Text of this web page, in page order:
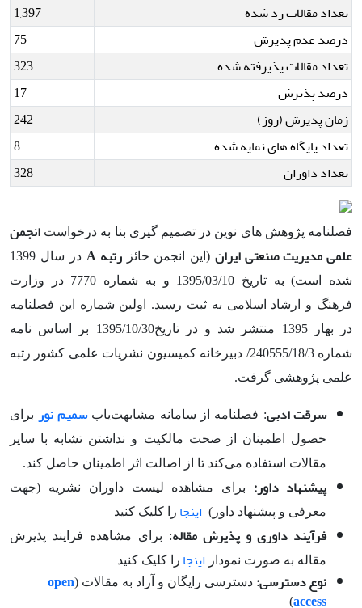
تعداد مقالات رد شده
1,397
درصد عدم پذیرش
75
تعداد مقالات پذیرفته شده
323
درصد پذیرش
17
زمان پذیرش (روز)
242
تعداد پایگاه های نمایه شده
8
تعداد داوران
328
فصلنامه پژوهش های نوین در تصمیم گیری بنا به درخواست انجمن
علمی مدیریت صنعتی ایران(این انجمن حائزرتبه A
در سال 1399
شده است) به تاریخ 1395/03/10 و به شماره 7770 در وزارت
فرهنگ و ارشاد اسلامی به ثبت رسید. اولین شماره این فصلنامه
در بهار 1395 منتشر شد و در تاریخ1395/10/30 بر اساس نامه
شماره 240555/18/3/ دبیرخانه کمیسیون نشریات علمی کشور رتبه
علمی پژوهشی گرفت.
سرقت ادبی: فصلنامه از سامانه مشابهت‌یابسمیم نور برای
حصول اطمینان از صحت مالکیت و نداشتن تشابه با سایر
مقالات استفاده می‌کند تا از اصالت اثر اطمینان حاصل کند.
پیشنهاد داور: برای مشاهده لیست داوران نشریه (جهت
معرفی و پیشنهاد داور) اینجا را کلیک کنید
فرآیند داوری و پذیرش مقاله: برای مشاهده فرایند پذیرش
مقاله به صورت نمودار اینجا را کلیک کنید
نوع دسترسی: دسترسی رایگان و آزاد به مقالات (open
access
)